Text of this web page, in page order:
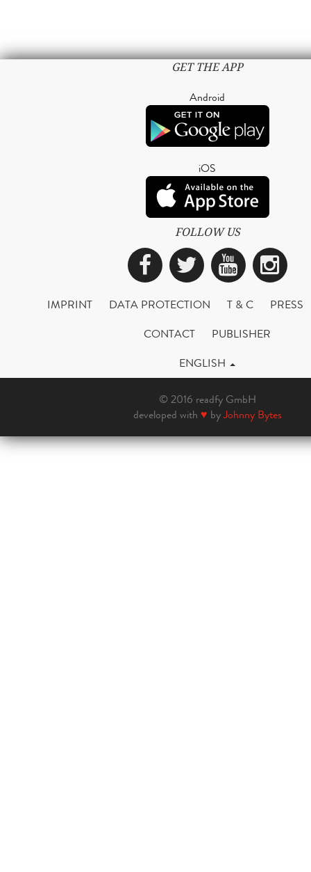
GET THE APP
Android
iOS
FOLLOW US
Facebook
Twitter
IMPRINT DATA PROTECTION T & C
PRESS
CONTACT
PUBLISHER
ENGLISH
© 2016 readfy GmbH
developed with ♥ byJohnny Bytes